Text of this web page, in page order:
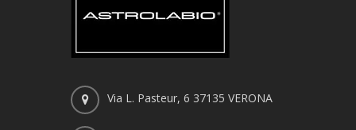
Via L. Pasteur, 6 37135 VERONA